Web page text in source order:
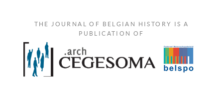
THE JOURNAL OF BELGIAN HISTORY IS A
PUBLICATION OF